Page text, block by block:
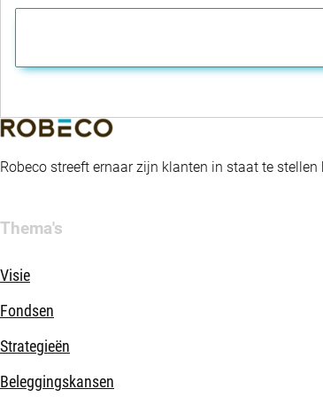
regio's, en engagement.
Robeco streeft ernaar zijn klanten in staat te
Thema's
Visie
Fondsen
Strategieën
Beleggingskansen